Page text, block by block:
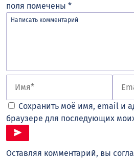
поля помечены *
Сохранить моё имя, email и
браузере для последующих
Оставляя комментарий, вы